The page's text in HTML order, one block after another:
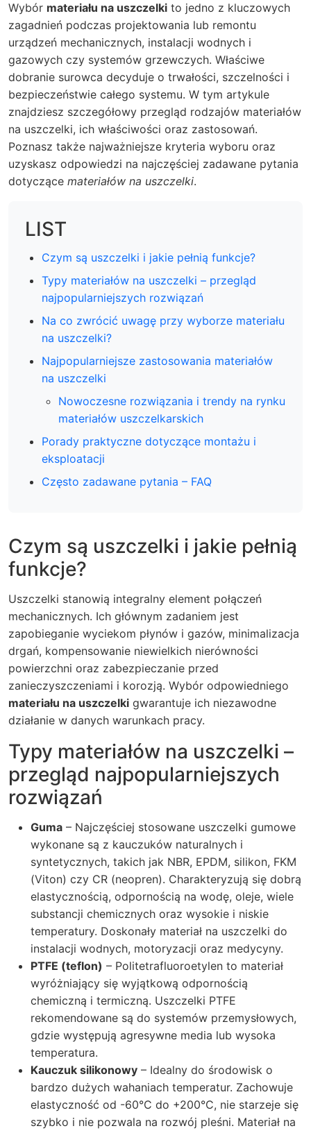
Wybór materiału na uszczelki to jedno z kluczowych
zagadnień podczas projektowania lub remontu
urządzeń mechanicznych, instalacji wodnych i
gazowych czy systemów grzewczych. Właściwe
dobranie surowca decyduje o trwałości, szczelności i
bezpieczeństwie całego systemu. W tym artykule
znajdziesz szczegółowy przegląd rodzajów materiałów
na uszczelki, ich właściwości oraz zastosowań.
Poznasz także najważniejsze kryteria wyboru oraz
uzyskasz odpowiedzi na najczęściej zadawane pytania
dotyczące materiałów na uszczelki.
LIST
Czym są uszczelki i jakie pełnią funkcje?
Typy materiałów na uszczelki – przegląd
najpopularniejszych rozwiązań
Na co zwrócić uwagę przy wyborze materiału
na uszczelki?
Najpopularniejsze zastosowania materiałów
na uszczelki
Nowoczesne rozwiązania i trendy na rynku
materiałów uszczelkarskich
Porady praktyczne dotyczące montażu i
eksploatacji
Często zadawane pytania – FAQ
Czym są uszczelki i jakie pełnią
funkcje?
Uszczelki stanowią integralny element połączeń
mechanicznych. Ich głównym zadaniem jest
zapobieganie wyciekom płynów i gazów, minimalizacja
drgań, kompensowanie niewielkich nierówności
powierzchni oraz zabezpieczanie przed
zanieczyszczeniami i korozją. Wybór odpowiedniego
materiału na uszczelki gwarantuje ich niezawodne
działanie w danych warunkach pracy.
Typy materiałów na uszczelki –
przegląd najpopularniejszych
rozwiązań
Guma – Najczęściej stosowane uszczelki gumowe
wykonane są z kauczuków naturalnych i
syntetycznych, takich jak NBR, EPDM, silikon, FKM
(Viton) czy CR (neopren). Charakteryzują się dobrą
elastycznością, odpornością na wodę, oleje, wiele
substancji chemicznych oraz wysokie i niskie
temperatury. Doskonały materiał na uszczelki do
instalacji wodnych, motoryzacji oraz medycyny.
PTFE (teflon) – Politetrafluoroetylen to materiał
wyróżniający się wyjątkową odpornością
chemiczną i termiczną. Uszczelki PTFE
rekomendowane są do systemów przemysłowych,
gdzie występują agresywne media lub wysoka
temperatura.
Kauczuk silikonowy – Idealny do środowisk o
bardzo dużych wahaniach temperatur. Zachowuje
elastyczność od -60°C do +200°C, nie starzeje się
szybko i nie pozwala na rozwój pleśni. Materiał na